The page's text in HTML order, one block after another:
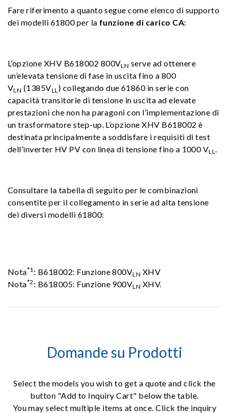
Fare riferimento a quanto segue come elenco di supporto
dei modelli 61800 per la funzione di carico CA:
L’opzione XHV B618002 800VLN serve ad ottenere
un’elevata tensione di fase in uscita fino a 800
VLN (1385VLL ) collegando due 61860 in serie con
capacità transitorie di tensione in uscita ad elevate
prestazioni che non ha paragoni con l’implementazione di
un trasformatore step-up. L’opzione XHV B618002 è
destinata principalmente a soddisfare i requisiti di test
dell’inverter HV PV con linea di tensione fino a 1000 VLL.
Consultare la tabella di seguito per le combinazioni
consentite per il collegamento in serie ad alta tensione
dei diversi modelli 61800:
Nota*1 : B618002: Funzione 800VLN XHV
Nota*2 : B618005: Funzione 900VLN XHV.
Domande su Prodotti
Select the models you wish to get a quote and click the
button "Add to Inquiry Cart" below the table.
You may select multiple items at once. Click the inquiry